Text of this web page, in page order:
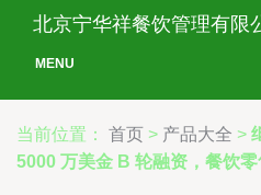
北京宁华祥餐饮管理有限
MENU
当前位置： 首页 > 产品大全 >
5000 万美金 B 轮融资，餐饮